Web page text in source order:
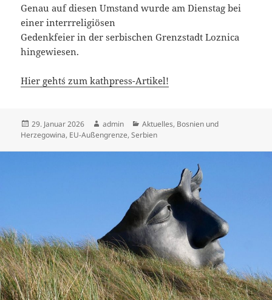
Genau auf diesen Umstand wurde am Dienstag bei
einer interrreligiösen
Gedenkfeier in der serbischen Grenzstadt Loznica
hingewiesen.
Hier geht´s zum kathpress-Artikel!
Veröffentlicht
am
29. Januar 2026 Autor
admin Kategorien
Aktuelles, Bosnien und
Herzegowina, EU-Außengrenze,Serbien